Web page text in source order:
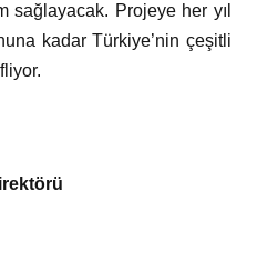
sağlayacak. Projeye her yıl
kadar Türkiye’nin çeşitli